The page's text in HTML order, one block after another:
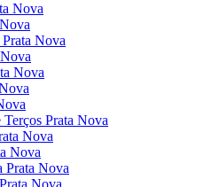
Nova
Nova
Nova
Terços Prata Nova
Nova
Nova
Prata Nova
Nova